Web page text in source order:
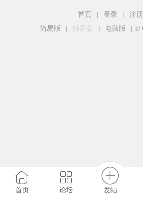
首页 | 登录 |
注册
简易版
| 触屏版 | 电脑版 | ©
首页 论坛 发帖